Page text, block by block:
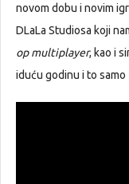
novom dobu i novim
DLaLa Studiosa koji
op multiplayer, kao i
iduću godinu i to samo